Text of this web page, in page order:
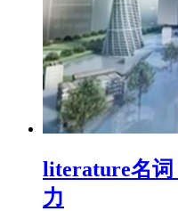
literature名
力